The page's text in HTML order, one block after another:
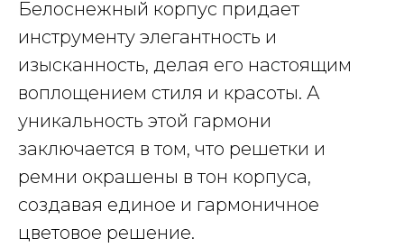
Белоснежный корпус придает
инструменту элегантность и
изысканность, делая его настоящим
воплощением стиля и красоты. А
уникальность этой гармони
заключается в том, что решетки и
ремни окрашены в тон корпуса,
создавая единое и гармоничное
цветовое решение.